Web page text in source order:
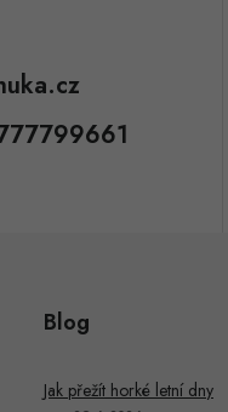
Blog
Jak přežít horké letní dny